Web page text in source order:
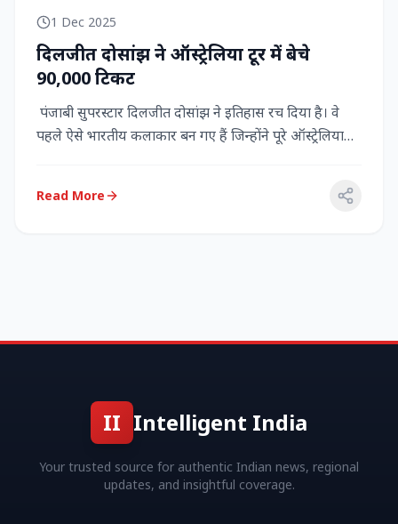
1 Dec 2025
दिलजीत दोसांझ ने ऑस्ट्रेलिया टूर में बेचे
90,000 टिकट
पंजाबी सुपरस्टार दिलजीत दोसांझ ने इतिहास रच दिया है। वे
पहले ऐसे भारतीय कलाकार बन गए हैं जिन्होंने पूरे ऑस्ट्रेलिया
Read More
II Intelligent India
Your trusted source for authentic Indian news, regional
updates, and insightful coverage.